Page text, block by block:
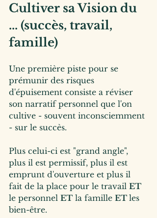
Cultiver sa Vision du
... (succès, travail,
famille)
Une première piste pour se
prémunir des risques
d'épuisement consiste a réviser
son narratif personnel que l'on
cultive - souvent inconsciemment
- sur le succès.
Plus celui-ci est "grand angle",
plus il est permissif, plus il est
emprunt d'ouverture et plus il
fait de la place pour le travail ET
le personnel ET la famille ET les
bien-être.